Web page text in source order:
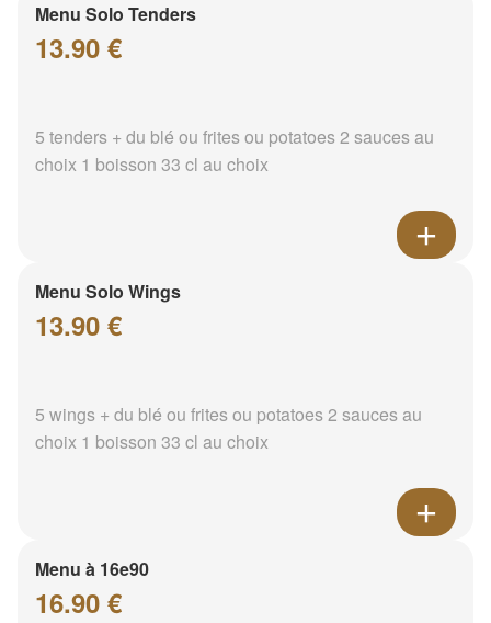
Menu Solo Tenders
13.90 €
5 tenders + du blé ou frites ou potatoes 2 sauces au
choix 1 boisson 33 cl au choix
Menu Solo Wings
13.90 €
5 wings + du blé ou frites ou potatoes 2 sauces au
choix 1 boisson 33 cl au choix
Menu à 16e90
16.90 €